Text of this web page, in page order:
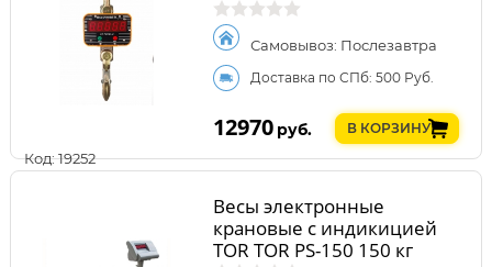
Код: 19252
Самовывоз: Послезавтра
Доставка по СПб: 500 Руб.
12970 руб. В КОРЗИНУ
Весы электронные
крановые с индикицией
TOR TOR PS-150 150 кг